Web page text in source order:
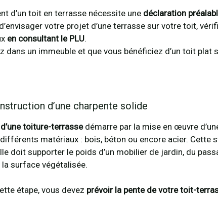
d’un toit en terrasse nécessite une déclaration
votre projet d’une terrasse sur votre toit,
en consultant le PLU.
dans un immeuble et que vous bénéficiez d’un toit
d’une charpente solide
toiture-terrassedémarre par la mise en œuvre
matériaux : bois, béton ou encore acier. Cette
doit supporter le poids d’un mobilier de jardin, du
la surface végétalisée.
étape, vous devez prévoir la pente de votre toit-